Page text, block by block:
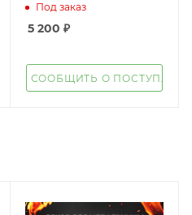
Под заказ
5 200 ₽
СООБЩИТЬ О